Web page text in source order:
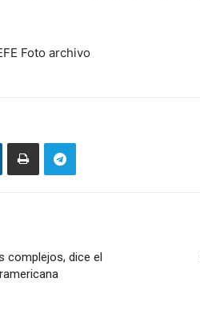
Foto archivo
complejos, dice el